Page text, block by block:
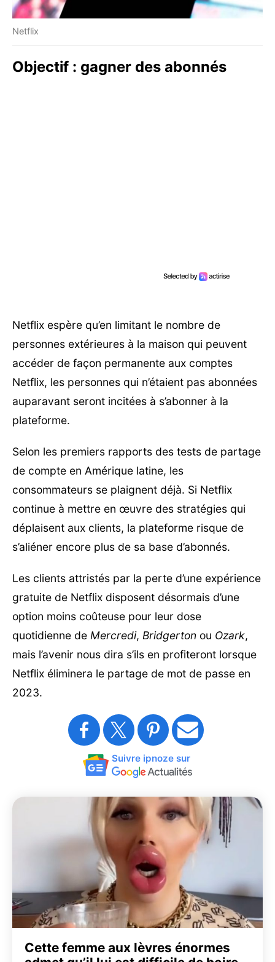
Netflix
Objectif : gagner des abonnés
Netflix espère qu’en limitant le nombre de
personnes extérieures à la maison qui peuvent
accéder de façon permanente aux comptes
Netflix, les personnes qui n’étaient pas abonnées
auparavant seront incitées à s’abonner à la
plateforme.
Selon les premiers rapports des tests de partage
de compte en Amérique latine, les
consommateurs se plaignent déjà. Si Netflix
continue à mettre en œuvre des stratégies qui
déplaisent aux clients, la plateforme risque de
s’aliéner encore plus de sa base d’abonnés.
Les clients attristés par la perte d’une expérience
gratuite de Netflix disposent désormais d’une
option moins coûteuse pour leur dose
quotidienne de Mercredi, Bridgerton ou Ozark,
mais l’avenir nous dira s’ils en profiteront lorsque
Netflix éliminera le partage de mot de passe en
2023.
Suivre ipnoze sur
Cette femme aux lèvres énormes